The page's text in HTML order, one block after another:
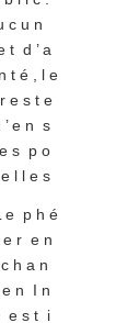
c u n
t d ’ a
t é , l e
e s t e
e n s
s p o
l l e s
e p h é
e r e n
h a n
e n I n
e s t i